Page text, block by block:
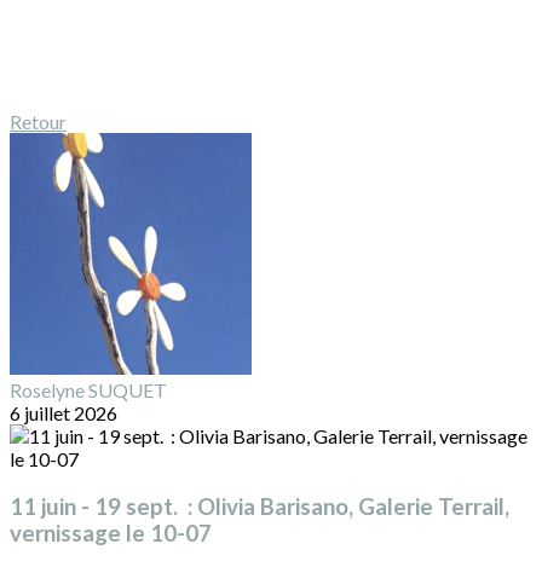
Retour
Roselyne SUQUET
6 juillet 2026
11 juin - 19 sept. : Olivia Barisano, Galerie Terrail,
vernissage le 10-07